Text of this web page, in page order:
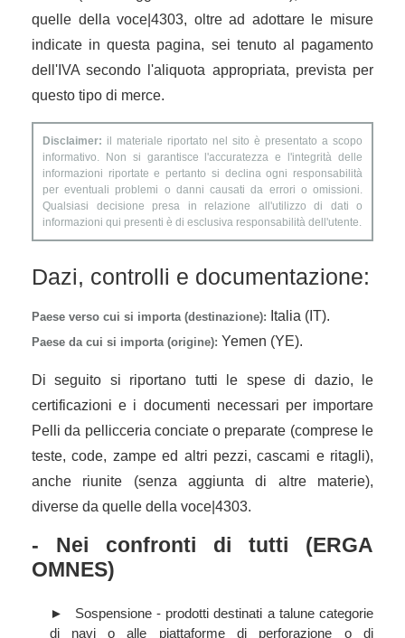
quelle della voce|4303, oltre ad adottare le misure
indicate in questa pagina, sei tenuto al pagamento
dell'IVA secondo l'aliquota appropriata, prevista per
questo tipo di merce.
Disclaimer: il materiale riportato nel sito è presentato a scopo
informativo. Non si garantisce l'accuratezza e l'integrità delle
informazioni riportate e pertanto si declina ogni responsabilità
per eventuali problemi o danni causati da errori o omissioni.
Qualsiasi decisione presa in relazione all'utilizzo di dati o
informazioni qui presenti è di esclusiva responsabilità dell'utente.
Dazi, controlli e documentazione:
Paese verso cui si importa (destinazione): Italia (IT).
Paese da cui si importa (origine): Yemen (YE).
Di seguito si riportano tutti le spese di dazio, le
certificazioni e i documenti necessari per importare
Pelli da pellicceria conciate o preparate (comprese le
teste, code, zampe ed altri pezzi, cascami e ritagli),
anche riunite (senza aggiunta di altre materie),
diverse da quelle della voce|4303.
- Nei confronti di tutti (ERGA
OMNES)
Sospensione - prodotti destinati a talune categorie
di navi o alle piattaforme di perforazione o di